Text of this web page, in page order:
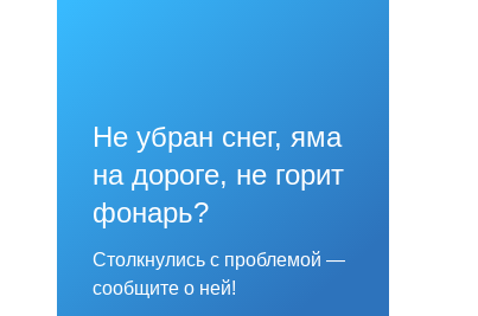
Не убран снег, яма
на дороге, не горит
фонарь?
Столкнулись с проблемой —
сообщите о ней!